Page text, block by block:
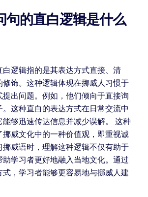
句的直白逻辑是什么
逻辑指的是其表达方式直接、清
饰。这种逻辑体现在挪威人习惯于
提出问题。例如，他们倾向于直接询
。这种直白的表达方式在日常交流中
够迅速传达信息并减少误解。 这种
威文化中的一种价值观，即重视诚
挪威语时，理解这种逻辑不仅有助于
学习者更好地融入当地文化。通过
，学习者能够更容易地与挪威人建